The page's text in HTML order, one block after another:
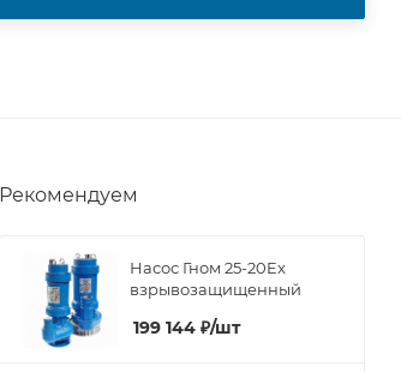
Рекомендуем
Насос Гном 25-20Ex
взрывозащищенный
199 144 ₽/шт